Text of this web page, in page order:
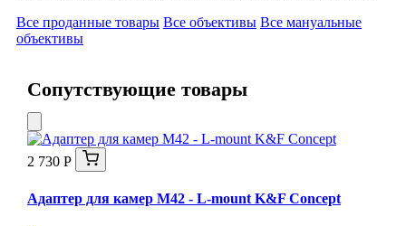
Все проданные товары Все объективы Все мануальные
объективы
Сопутствующие товары
2 730 Р
Адаптер для камер M42 - L-mount K&F Concept